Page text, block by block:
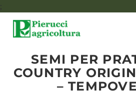
;
SEMI PER
COUNTRY
–